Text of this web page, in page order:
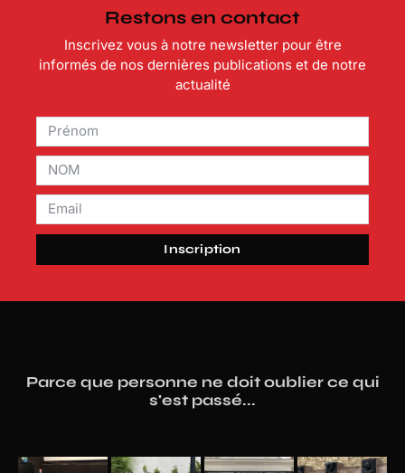
Restons en contact
Inscrivez vous à notre newsletter pour être
informés de nos dernières publications et de notre
actualité
Inscription
Parce que personne ne doit oublier ce qui
s'est passé...